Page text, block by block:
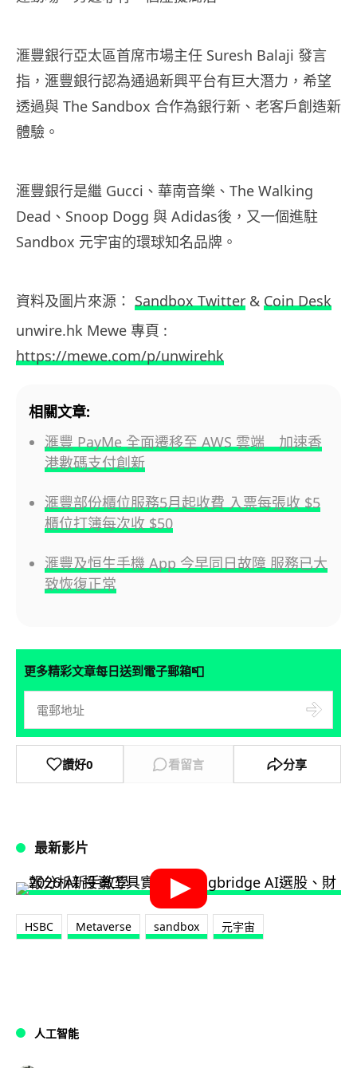
滙豐銀行亞太區首席市場主任 Suresh Balaji 發言
指，滙豐銀行認為通過新興平台有巨大潛力，希望
透過與 The Sandbox 合作為銀行新、老客戶創造新
體驗。
滙豐銀行是繼 Gucci、華南音樂、The Walking
Dead、Snoop Dogg 與 Adidas後，又一個進駐
Sandbox 元宇宙的環球知名品牌。
資料及圖片來源： Sandbox Twitter & Coin Desk
unwire.hk Mewe 專頁 :
https://mewe.com/p/unwirehk
相關文章:
滙豐 PayMe 全面遷移至 AWS 雲端 加速香
港數碼支付創新
滙豐部份櫃位服務5月起收費 入票每張收 $5
櫃位打簿每次收 $50
滙豐及恒生手機 App 今早同日故障 服務已大
致恢復正常
更多精彩文章每日送到電子郵箱📮
讚好0 看留言 分享
最新影片
HSBC Metaverse sandbox 元宇宙
人工智能